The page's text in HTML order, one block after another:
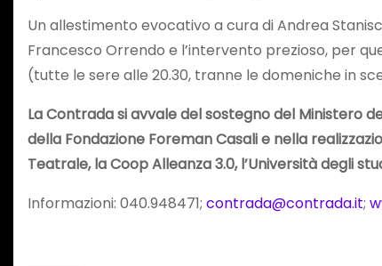
Un allestimento evocativo a cura di Andrea
Francesco Orrendo e l’intervento prezioso, per
(tutte le sere alle 20.30, tranne le domeniche in
La Contrada si avvale del sostegno del Ministero
della Fondazione Foreman Casali e nella
Teatrale, la Coop Alleanza 3.0, l’Università degli
Informazioni: 040.948471; contrada@contrada.it;